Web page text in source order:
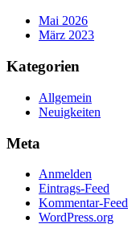
Mai 2026
März 2023
Kategorien
Allgemein
Neuigkeiten
Meta
Anmelden
Eintrags-Feed
Kommentar-Feed
WordPress.org